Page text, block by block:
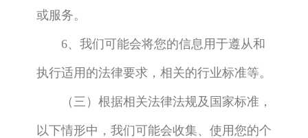
或服务。
6、我们可能会将您的信息用于遵从和
执行适用的法律要求，相关的行业标准等。
（三）根据相关法律法规及国家标准，
以下情形中，我们可能会收集、使用您的个